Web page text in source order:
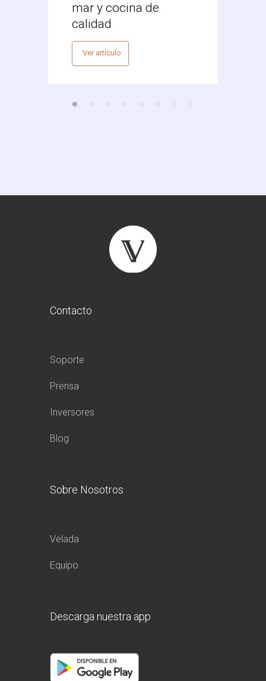
mar y cocina de
calidad
Ver artículo
Contacto
Soporte
Prensa
Inversores
Blog
Sobre Nosotros
Velada
Equipo
Descarga nuestra app